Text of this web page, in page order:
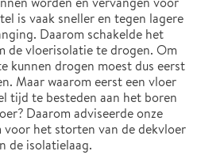
is vaak sneller en tegen lagere
Daarom schakelde het
de vloerisolatie te drogen. Om
kunnen drogen moest dus eerst
Maar waarom eerst een vloer
tijd te besteden aan het boren
Daarom adviseerde onze
voor het storten van de dekvloer
de isolatielaag.